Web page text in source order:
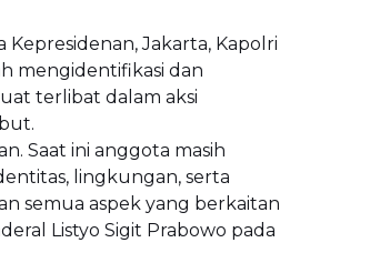
Jakarta, Kapolri
mengidentifikasi dan
terlibat dalam aksi
Saat ini anggota masih
lingkungan, serta
semua aspek yang berkaitan
Listyo Sigit Prabowo pada